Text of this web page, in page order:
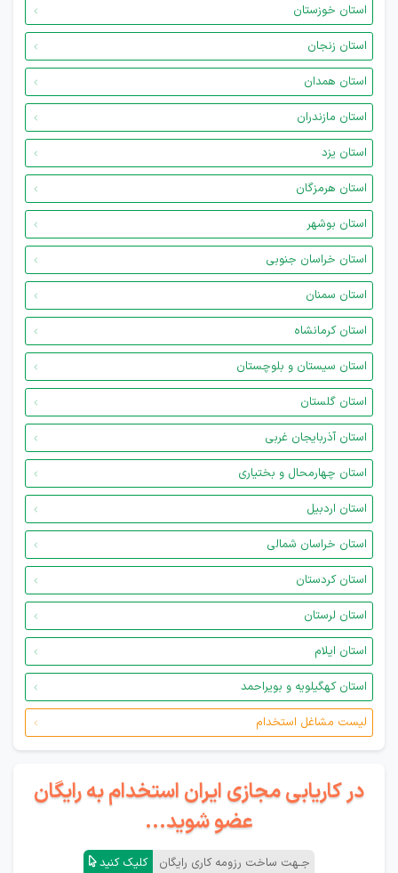
استان خوزستان
استان زنجان
استان همدان
استان مازندران
استان یزد
استان هرمزگان
استان بوشهر
استان خراسان جنوبی
استان سمنان
استان کرمانشاه
استان سیستان و بلوچستان
استان گلستان
استان آذربایجان غربی
استان چهارمحال و بختیاری
استان اردبیل
استان خراسان شمالی
استان کردستان
استان لرستان
استان ایلام
استان کهگیلویه و بویراحمد
لیست مشاغل استخدام
در کاریابی مجازی ایران استخدام به رایگان
عضو شوید...
جـهت ساخت رزومه کاری رایگان کلیک کنید